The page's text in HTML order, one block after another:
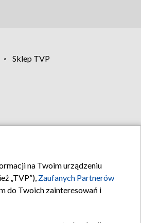
Sklep TVP
na Twoim urządzeniu
„TVP”), Zaufanych Partnerów
do Twoich zainteresowań i